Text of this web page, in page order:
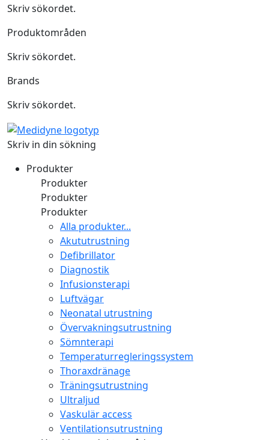
Skriv sökordet.
Produktområden
Skriv sökordet.
Brands
Skriv sökordet.
Skriv in din sökning
Produkter
Produkter
Produkter
Produkter
Alla produkter...
Akututrustning
Defibrillator
Diagnostik
Infusionsterapi
Luftvägar
Neonatal utrustning
Övervakningsutrustning
Sömnterapi
Temperaturregleringssystem
Thoraxdränage
Träningsutrustning
Ultraljud
Vaskulär access
Ventilationsutrustning